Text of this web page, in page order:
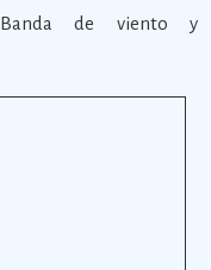
Banda de viento y